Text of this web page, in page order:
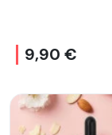
9,90 €